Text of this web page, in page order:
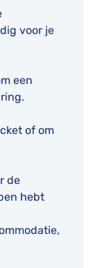
voor je
een
of om
de
hebt